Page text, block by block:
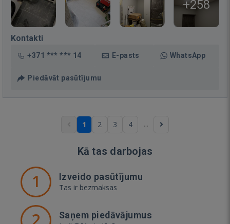
+258
Kontakti
+371 *** *** 14 E-pasts WhatsApp
Piedāvāt pasūtījumu
1 2 3 4 ...
Kā tas darbojas
1 Izveido pasūtījumu
Tas ir bezmaksas
2 Saņem piedāvājumus